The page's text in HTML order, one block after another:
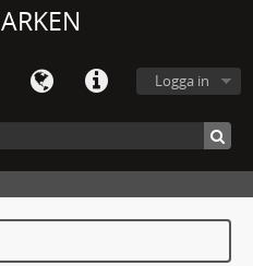
ARKEN
Logga in